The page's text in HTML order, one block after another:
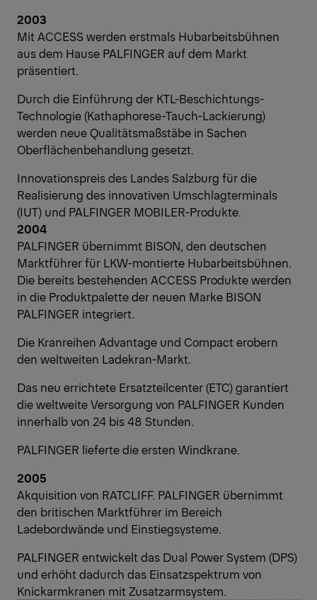
2003
Mit ACCESS werden erstmals Hubarbeitsbühnen
aus dem Hause PALFINGER auf dem Markt
präsentiert.
Durch die Einführung der KTL-Beschichtungs-
Technologie (Kathaphorese-Tauch-Lackierung)
werden neue Qualitätsmaßstäbe in Sachen
Oberflächenbehandlung gesetzt.
Innovationspreis des Landes Salzburg für die
Realisierung des innovativen Umschlagterminals
(IUT) und PALFINGER MOBILER-Produkte.
2004
PALFINGER übernimmt BISON, den deutschen
Marktführer für LKW-montierte Hubarbeitsbühnen.
Die bereits bestehenden ACCESS Produkte werden
in die Produktpalette der neuen Marke BISON
PALFINGER integriert.
Die Kranreihen Advantage und Compact erobern
den weltweiten Ladekran-Markt.
Das neu errichtete Ersatzteilcenter (ETC) garantiert
die weltweite Versorgung von PALFINGER Kunden
innerhalb von 24 bis 48 Stunden.
PALFINGER lieferte die ersten Windkrane.
2005
Akquisition von RATCLIFF. PALFINGER übernimmt
den britischen Marktführer im Bereich
Ladebordwände und Einstiegsysteme.
PALFINGER entwickelt das Dual Power System (DPS)
und erhöht dadurch das Einsatzspektrum von
Knickarmkranen mit Zusatzarmsystem.